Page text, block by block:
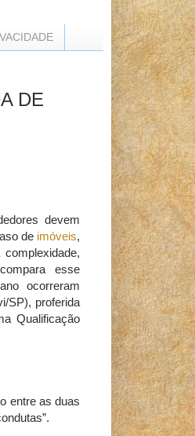
DE
devem
de imóveis,
esse
ocorreram
SP), proferida
Qualificação
entre as duas